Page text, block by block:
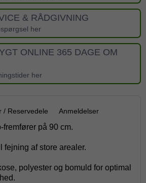
& RÅDGIVNING
her
ONLINE 365 DAGE OM
her
/ Reservedele Anmeldelser
fremfører på 90 cm.
fejning af store arealer.
polyester og bomuld for optimal